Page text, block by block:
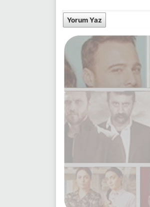
Yorum Yaz